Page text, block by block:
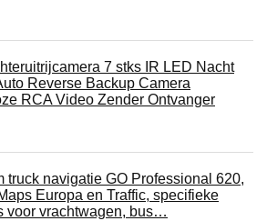
7 stks IR LED Nacht
Reverse Backup Camera
RCA Video Zender Ontvanger
truck navigatie GO Professional 620,
Europa en Traffic, specifieke
voor vrachtwagen, bus…